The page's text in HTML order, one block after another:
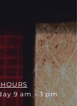
9 am - 3 pm